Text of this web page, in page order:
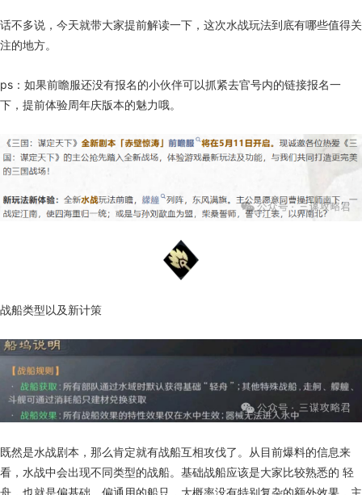
话不多说，今天就带大家提前解读一下，这次水战玩法到底有哪些值得关
注的地方。
ps：如果前瞻服还没有报名的小伙伴可以抓紧去官号内的链接报名一
下，提前体验周年庆版本的魅力哦。
战船类型以及新计策
既然是水战剧本，那么肯定就有战船互相攻伐了。从目前爆料的信息来
看，水战中会出现不同类型的战船。基础战船应该是大家比较熟悉的 轻
舟，也就是偏基础、偏通用的船只，大概率没有特别复杂的额外效果，主